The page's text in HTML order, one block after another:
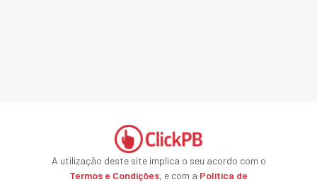
A utilização deste site implica o seu acordo com o
Termos e Condições, e com a Política de